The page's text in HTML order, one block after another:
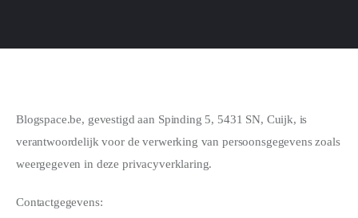
REIZEN
Blogspace.be, gevestigd aan Spinding 5, 5431 SN, Cuijk, is
verantwoordelijk voor de verwerking van persoonsgegevens zoals
weergegeven in deze privacyverklaring.
Contactgegevens: